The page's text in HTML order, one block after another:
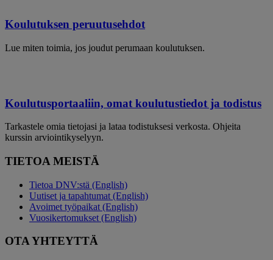
Koulutuksen peruutusehdot
Lue miten toimia, jos joudut perumaan koulutuksen.
Koulutusportaaliin, omat koulutustiedot ja todistus
Tarkastele omia tietojasi ja lataa todistuksesi verkosta. Ohjeita
kurssin arviointikyselyyn.
TIETOA MEISTÄ
Tietoa DNV:stä (English)
Uutiset ja tapahtumat (English)
Avoimet työpaikat (English)
Vuosikertomukset (English)
OTA YHTEYTTÄ